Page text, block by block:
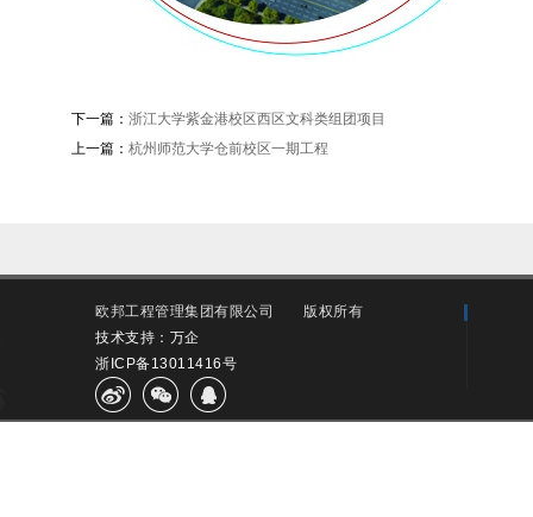
下一篇： 浙江大学紫金港校区西区文科类组团项目
上一篇： 杭州师范大学仓前校区一期工程
欧邦工程管理集团有限公司
版权所有
技术支持：万企
浙ICP备13011416号